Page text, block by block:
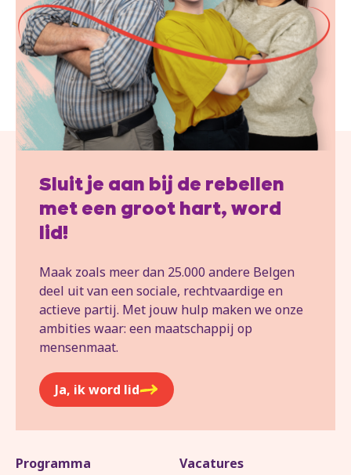
Sluit je aan bij de rebellen
met een groot hart, word
lid!
Maak zoals meer dan 25.000 andere Belgen
deel uit van een sociale, rechtvaardige en
actieve partij. Met jouw hulp maken we onze
ambities waar: een maatschappij op
mensenmaat.
Ja, ik word lid
Programma Vacatures